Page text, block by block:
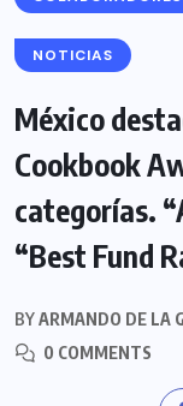
NOTICIAS
México
Cookbook
categorías.
“Best Fund
BYARMANDO DE LA
0 COMMENTS